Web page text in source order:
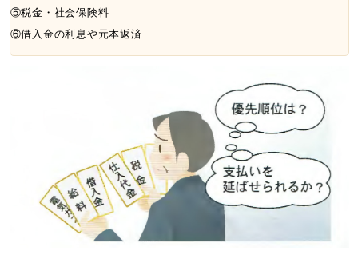
⑤税金・社会保険料
⑥借入金の利息や元本返済